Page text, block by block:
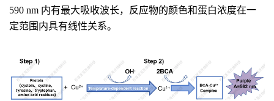
590 nm 内有最大吸收波长，反应物的颜色和蛋白浓度在一
定范围内具有线性关系。